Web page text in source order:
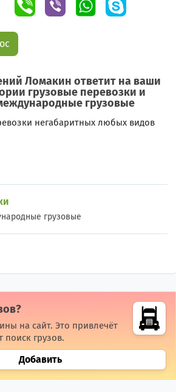
Ломакин ответит на ваши
грузовые перевозки и
грузовые
негабаритных любых видов
грузовые
на сайт. Это привлечёт
поиск грузов.
Добавить